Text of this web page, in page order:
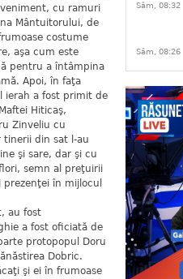
cu ramuri
Mântuitorului, de
costume
aşa cum este
pentru a întâmpina
Apoi, în faţa
ierah a fost primit de
Hiticaş,
Zinveliu cu
tinerii din sat l-au
şi sare, dar şi cu
semn al preţuirii
în mijlocul
au fost
a fost oficiată de
protopopul Doru
Dobric.
şi ei în frumoase
Sâm, 08:32
Sâm, 08:26